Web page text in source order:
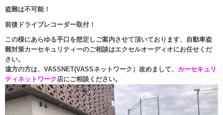
盗難は不可能！
前後ドライブレコーダー取付！
この様にあらゆる手口を想定しご案内させて頂いております、自動車盗
難対策カーセキュリティーのご相談はエクセルオーディオにお任せくだ
さい。
遠方の方は、VASSNET(VASSネットワーク）改めまして、 カーセキュリ
ティネットワーク店にご相談ください。